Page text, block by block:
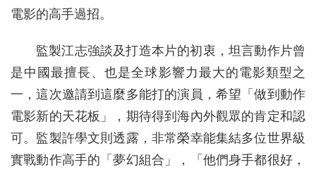
電影的高手過招。
監製江志強談及打造本片的初衷，坦言動作片曾
是中國最擅長、也是全球影響力最大的電影類型之
一，這次邀請到這麼多能打的演員，希望「做到動作
電影新的天花板」，期待得到海內外觀眾的肯定和認
可。監製許學文則透露，非常榮幸能集結多位世界級
實戰動作高手的「夢幻組合」，「他們身手都很好，